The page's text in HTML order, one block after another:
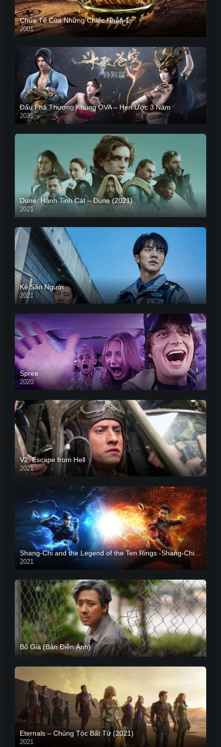
Chúa Tể Của Những Chiếc Nhẫn 1
2001
Đấu Phá Thương Khung OVA – Hẹn Ước 3 Năm
2021
Dune: Hành Tinh Cát – Dune (2021)
2021
HD VIETSUB
Kẻ Săn Người
2021
Spree
2020
V2. Escape from Hell
2021
Shang-Chi and the Legend of the Ten Rings -Shang-Chi và huyền thoại Thập Luân
2021
CAM
Bố Già (Bản Điện Ảnh)
Eternals – Chủng Tộc Bất Tử (2021)
2021